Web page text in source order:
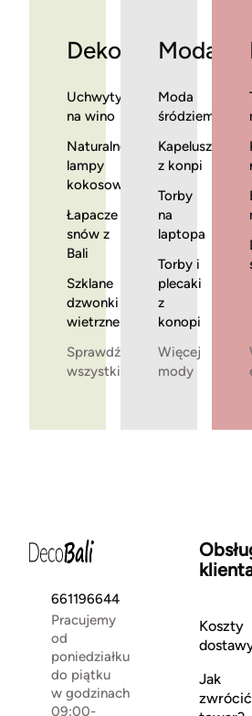
Dekoracje
Uchwyty
na wino
Naturalne
lampy
kokosowe
Łapacze
snów z
Bali
Szklane
dzwonki
wietrzne
Sprawdź
wszystkie
Moda
Moda
Kapelusze
z konpi
Torby
na
laptopa
Torby i
plecaki
z
konopi
Więcej
mody
661196644
Pracujemy
od
poniedziałku
do piątku
w godzinach
09:00-
Koszty
Jak
zwrócić